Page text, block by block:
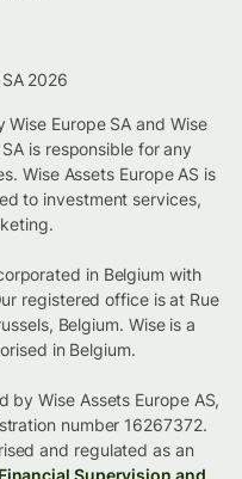
2026
Europe SA and Wise
is responsible for any
Wise Assets Europe AS is
to investment services,
in Belgium with
registered office is at Rue
Belgium. Wise is a
in Belgium.
by Wise Assets Europe AS,
number 16267372.
and regulated as an
Supervision and